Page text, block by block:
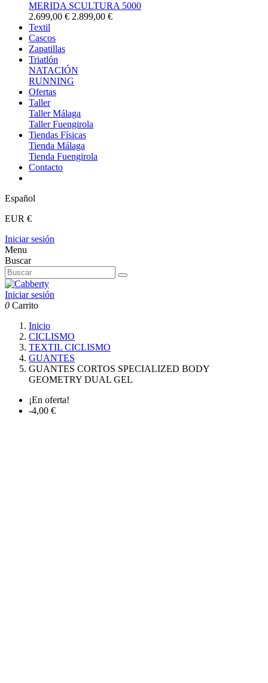
MERIDA SCULTURA 5000
2.699,00 € 2.899,00 €
Textil
Cascos
Zapatillas
Triatlón
NATACIÓN
RUNNING
Ofertas
Taller
Taller Málaga
Taller Fuengirola
Tiendas Físicas
Tienda Málaga
Tienda Fuengirola
Contacto
Español
EUR €
Iniciar sesión
Menu
Buscar
Iniciar sesión
0 Carrito
Inicio
CICLISMO
TEXTIL CICLISMO
GUANTES
GUANTES CORTOS SPECIALIZED BODY
GEOMETRY DUAL GEL
¡En oferta!
-4,00 €